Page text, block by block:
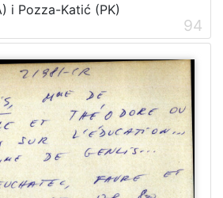
i Pozza-Katić (PK)
94